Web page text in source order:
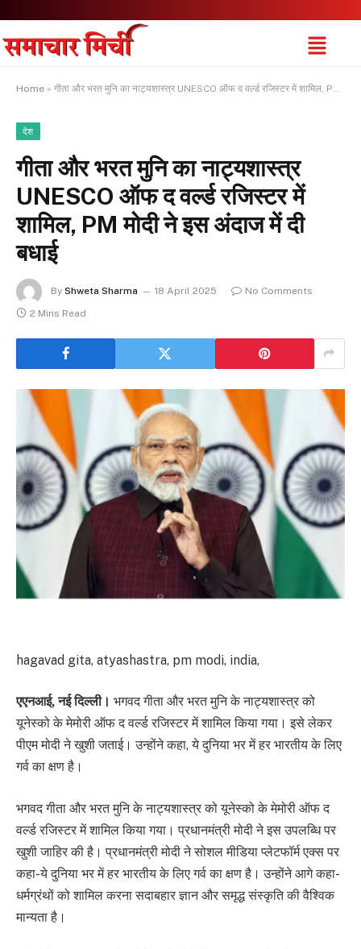
Home » गीता और भरत मुनि का नाट्यशास्त्र UNESCO ऑफ द वर्ल्ड रजिस्टर में शामिल, PM मोदी ने इस अंदाज में दी बधाई
देश
गीता और भरत मुनि का नाट्यशास्त्र
UNESCO ऑफ द वर्ल्ड रजिस्टर में
शामिल, PM मोदी ने इस अंदाज में दी
बधाई
By Shweta Sharma 18 April 2025
No Comments
2 Mins Read
hagavad gita, atyashastra, pm modi, india,
एएनआई, नई दिल्ली। भगवद गीता और भरत मुनि के नाट्यशास्त्र को
यूनेस्को के मेमोरी ऑफ द वर्ल्ड रजिस्टर में शामिल किया गया। इसे लेकर
पीएम मोदी ने खुशी जताई। उन्होंने कहा, ये दुनिया भर में हर भारतीय के लिए
गर्व का क्षण है।
भगवद गीता और भरत मुनि के नाट्यशास्त्र को यूनेस्को के मेमोरी ऑफ द
वर्ल्ड रजिस्टर में शामिल किया गया। प्रधानमंत्री मोदी ने इस उपलब्धि पर
खुशी जाहिर की है। प्रधानमंत्री मोदी ने सोशल मीडिया प्लेटफॉर्म एक्स पर
कहा-ये दुनिया भर में हर भारतीय के लिए गर्व का क्षण है। उन्होंने आगे कहा-
धर्मग्रंथों को शामिल करना सदाबहार ज्ञान और समृद्ध संस्कृति की वैश्विक
मान्यता है।